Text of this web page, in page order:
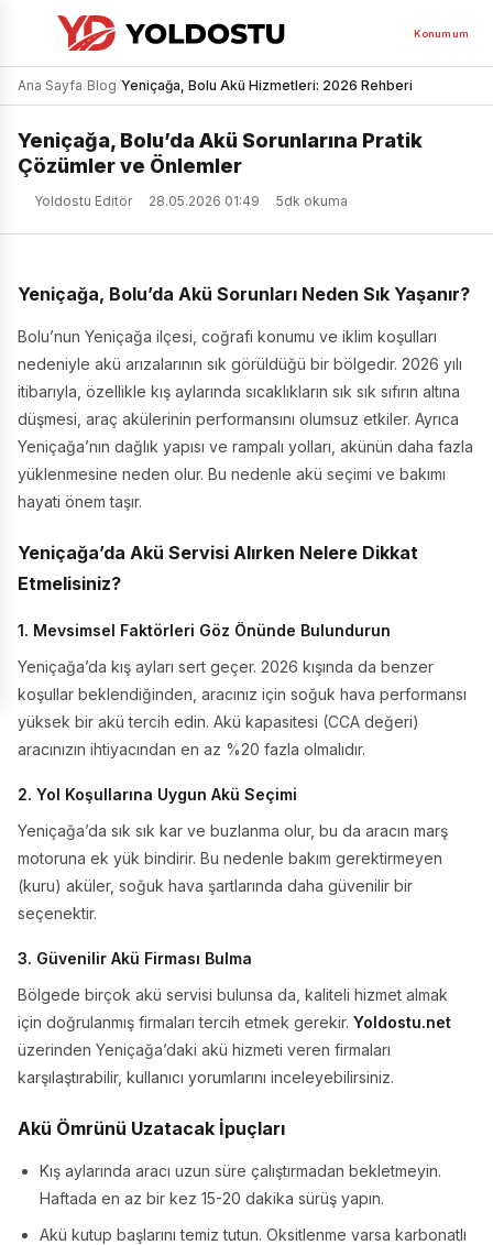
Konumum
Ana Sayfa/Blog/Yeniçağa, Bolu Akü Hizmetleri: 2026 Rehberi
Yeniçağa, Bolu’da Akü Sorunlarına Pratik
Çözümler ve Önlemler
Yoldostu Editör 28.05.2026 01:49 5dk okuma
Yeniçağa, Bolu’da Akü Sorunları Neden Sık Yaşanır?
Bolu’nun Yeniçağa ilçesi, coğrafi konumu ve iklim koşulları
nedeniyle akü arızalarının sık görüldüğü bir bölgedir. 2026 yılı
itibarıyla, özellikle kış aylarında sıcaklıkların sık sık sıfırın altına
düşmesi, araç akülerinin performansını olumsuz etkiler. Ayrıca
Yeniçağa’nın dağlık yapısı ve rampalı yolları, akünün daha fazla
yüklenmesine neden olur. Bu nedenle akü seçimi ve bakımı
hayati önem taşır.
Yeniçağa’da Akü Servisi Alırken Nelere Dikkat
Etmelisiniz?
1. Mevsimsel Faktörleri Göz Önünde Bulundurun
Yeniçağa’da kış ayları sert geçer. 2026 kışında da benzer
koşullar beklendiğinden, aracınız için soğuk hava performansı
yüksek bir akü tercih edin. Akü kapasitesi (CCA değeri)
aracınızın ihtiyacından en az %20 fazla olmalıdır.
2. Yol Koşullarına Uygun Akü Seçimi
Yeniçağa’da sık sık kar ve buzlanma olur, bu da aracın marş
motoruna ek yük bindirir. Bu nedenle bakım gerektirmeyen
(kuru) aküler, soğuk hava şartlarında daha güvenilir bir
seçenektir.
3. Güvenilir Akü Firması Bulma
Bölgede birçok akü servisi bulunsa da, kaliteli hizmet almak
için doğrulanmış firmaları tercih etmek gerekir. Yoldostu.net
üzerinden Yeniçağa’daki akü hizmeti veren firmaları
karşılaştırabilir, kullanıcı yorumlarını inceleyebilirsiniz.
Akü Ömrünü Uzatacak İpuçları
Kış aylarında aracı uzun süre çalıştırmadan bekletmeyin.
Haftada en az bir kez 15-20 dakika sürüş yapın.
Akü kutup başlarını temiz tutun. Oksitlenme varsa karbonatlı